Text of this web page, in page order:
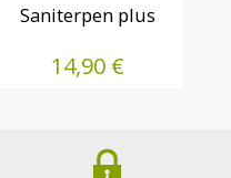
Saniterpen plus
14,90 €